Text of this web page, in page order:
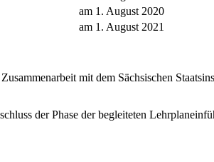
am 1. August 2020
am 1. August 2021
mit dem Sächsischen
der Phase der begleiteten